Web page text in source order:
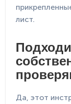
лист.
Да, этот